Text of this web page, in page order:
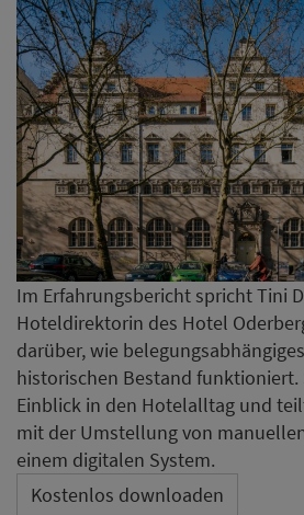
Im Erfahrungsbericht spricht Tini
Hoteldirektorin des Hotel
darüber, wie
historischen Bestand funktioniert.
Einblick in den Hotelalltag und
mit der Umstellung von
einem digitalen System.
Kostenlos downloaden